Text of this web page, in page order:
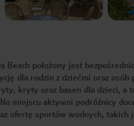
Beach położony jest
dla rodzin z dziećmi oraz
kryty oraz basen dla dzieci, a
miejscu aktywni podróżnicy
ofertę sportów wodnych, takich